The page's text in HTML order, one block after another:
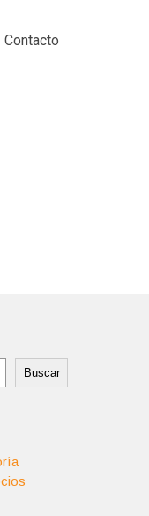
Contacto
Buscar